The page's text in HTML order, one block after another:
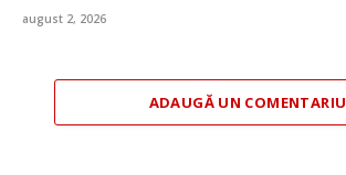
august 2, 2026
ADAUGĂ UN COMENTARIU